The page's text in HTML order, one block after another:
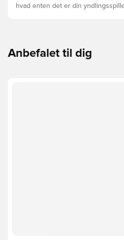
hvad enten det er din
Anbefalet til dig